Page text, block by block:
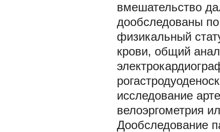
вмешательство
дообследованы
физикальный
крови, общий
исследование
велоэргометрия
Дообследование